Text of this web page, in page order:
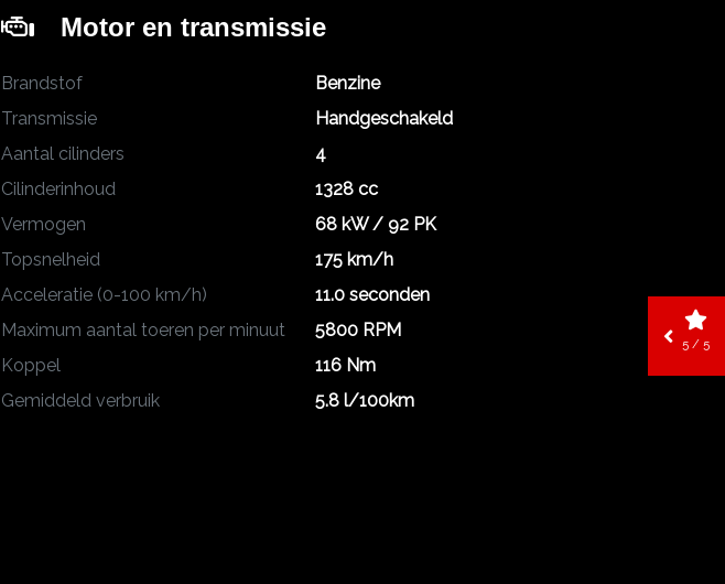
Motor en transmissie
Brandstof
Benzine
Transmissie
Handgeschakeld
Aantal cilinders
4
Cilinderinhoud
1328 cc
Vermogen
68 kW / 92 PK
Topsnelheid
175 km/h
Acceleratie (0-100 km/h)
11.0 seconden
Maximum aantal toeren per minuut
5800 RPM
Koppel
116 Nm
Gemiddeld verbruik
5.8 l/100km
5 / 5